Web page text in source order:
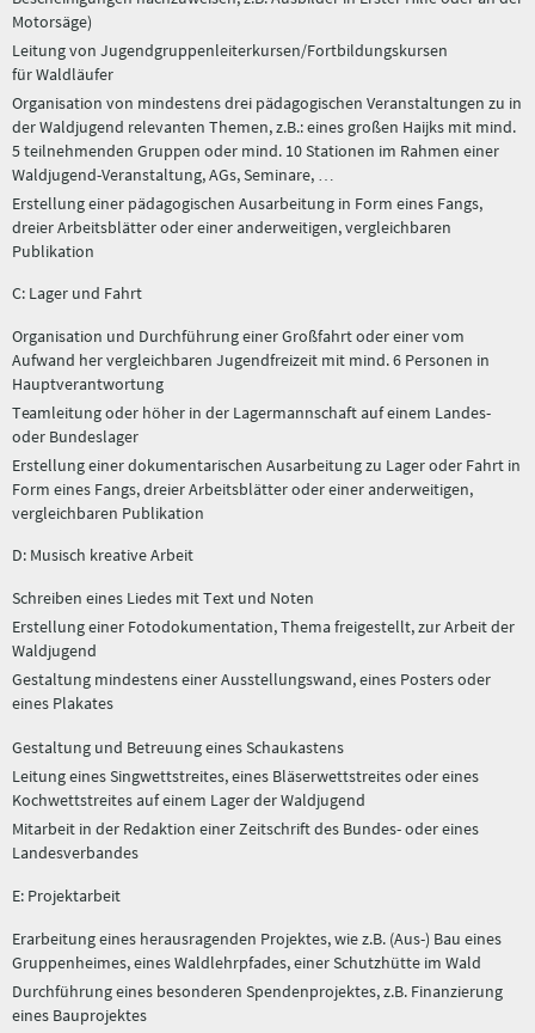
Motorsäge)
Leitung von Jugendgruppenleiterkursen/Fortbildungskursen
für Waldläufer
Organisation von mindestens drei pädagogischen Veranstaltungen zu in
der Waldjugend relevanten Themen, z.B.: eines großen Haijks mit mind.
5 teilnehmenden Gruppen oder mind. 10 Stationen im Rahmen einer
Waldjugend-Veranstaltung, AGs, Seminare, …
Erstellung einer pädagogischen Ausarbeitung in Form eines Fangs,
dreier Arbeitsblätter oder einer anderweitigen, vergleichbaren
Publikation
C: Lager und Fahrt
Organisation und Durchführung einer Großfahrt oder einer vom
Aufwand her vergleichbaren Jugendfreizeit mit mind. 6 Personen in
Hauptverantwortung
Teamleitung oder höher in der Lagermannschaft auf einem Landes-
oder Bundeslager
Erstellung einer dokumentarischen Ausarbeitung zu Lager oder Fahrt in
Form eines Fangs, dreier Arbeitsblätter oder einer anderweitigen,
vergleichbaren Publikation
D: Musisch kreative Arbeit
Schreiben eines Liedes mit Text und Noten
Erstellung einer Fotodokumentation, Thema freigestellt, zur Arbeit der
Waldjugend
Gestaltung mindestens einer Ausstellungswand, eines Posters oder
eines Plakates
Gestaltung und Betreuung eines Schaukastens
Leitung eines Singwettstreites, eines Bläserwettstreites oder eines
Kochwettstreites auf einem Lager der Waldjugend
Mitarbeit in der Redaktion einer Zeitschrift des Bundes- oder eines
Landesverbandes
E: Projektarbeit
Erarbeitung eines herausragenden Projektes, wie z.B. (Aus-) Bau eines
Gruppenheimes, eines Waldlehrpfades, einer Schutzhütte im Wald
Durchführung eines besonderen Spendenprojektes, z.B. Finanzierung
eines Bauprojektes